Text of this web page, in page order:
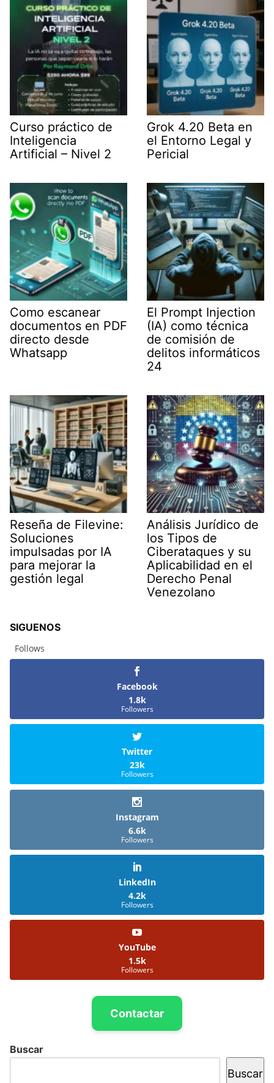
r
)
Curso práctico de
Inteligencia
Artificial – Nivel 2
Grok 4.20 Beta en
el Entorno Legal y
Pericial
Como escanear
documentos en PDF
directo desde
Whatsapp
El Prompt Injection
(IA) como técnica
de comisión de
delitos informáticos
24
Reseña de Filevine:
Soluciones
impulsadas por IA
para mejorar la
gestión legal
Análisis Jurídico de
los Tipos de
Ciberataques y su
Aplicabilidad en el
Derecho Penal
Venezolano
SIGUENOS
Follows
Facebook
1.8k
Followers
Twitter
23k
Followers
Instagram
6.6k
Followers
LinkedIn
4.2k
Followers
YouTube
1.5k
Followers
Contactar
Buscar
Buscar